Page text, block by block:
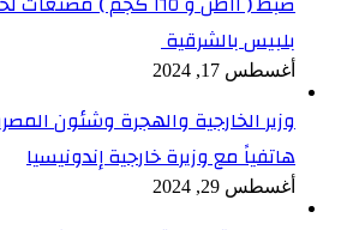
بلبيس بالشرقية
أغسطس 17, 2024
وزير الخارجية والهجرة وشئون
هاتفياً مع وزيرة خارجية إندونيسيا
أغسطس 29, 2024